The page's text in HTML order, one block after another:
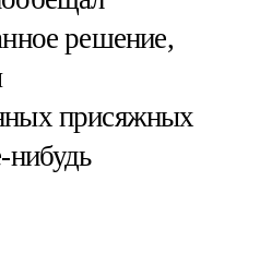
решение,
присяжных
нибудь